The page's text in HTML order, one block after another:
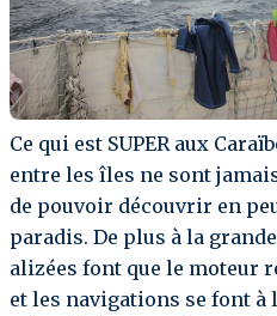
Ce qui est SUPER aux
entre les îles ne sont
de pouvoir découvrir en
paradis. De plus à la
alizées font que le moteur
et les navigations se font à